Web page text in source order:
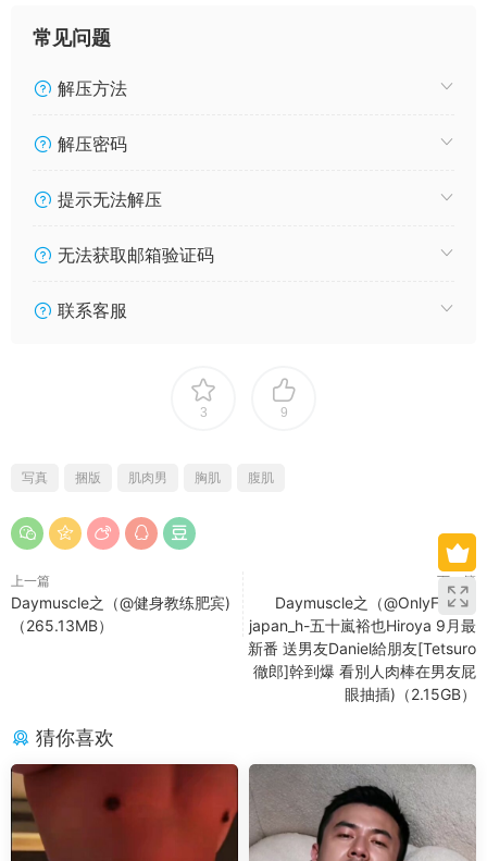
常见问题
解压方法
解压密码
提示无法解压
无法获取邮箱验证码
联系客服
3 9
写真 捆版 肌肉男 胸肌 腹肌
上一篇
Daymuscle之（@健身教练肥宾)
（265.13MB）
下一篇
Daymuscle之（@OnlyFans –
japan_h-五十嵐裕也Hiroya 9月最
新番 送男友Daniel給朋友[Tetsuro
徹郎]幹到爆 看別人肉棒在男友屁
眼抽插)（2.15GB）
猜你喜欢